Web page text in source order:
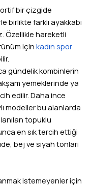
bir çizgide
birlikte farklı ayakkabı
Özellikle hareketli
için kadın spor
gündelik kombinlerin
yemeklerinde ya
edilir. Daha ince
modeller bu alanlarda
topuklu
en sık tercih ettiği
bej ve siyah tonları
istemeyenler için